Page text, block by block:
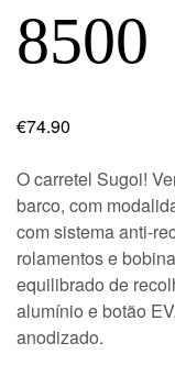
8500
€74.90
O carretel Sugoi!
barco, com
com sistema anti-
rolamentos e
equilibrado de
alumínio e botão
anodizado.